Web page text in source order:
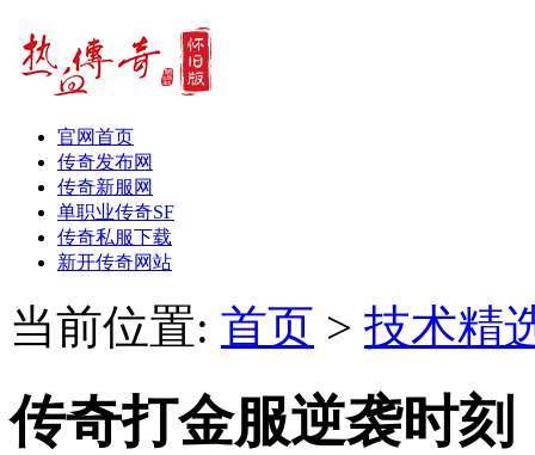
官网首页
传奇发布网
传奇新服网
单职业传奇SF
传奇私服下载
新开传奇网站
当前位置: 首页 > 技术精
传奇打金服逆袭时